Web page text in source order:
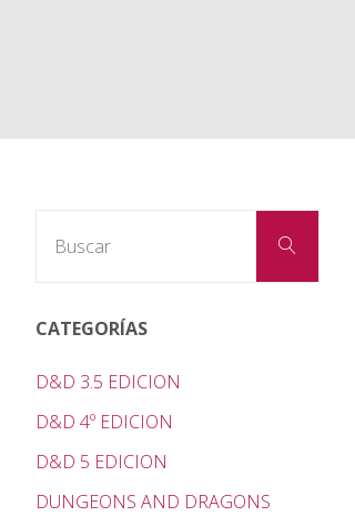
Buscar
CATEGORÍAS
D&D 3.5 EDICION
D&D 4º EDICION
D&D 5 EDICION
DUNGEONS AND DRAGONS